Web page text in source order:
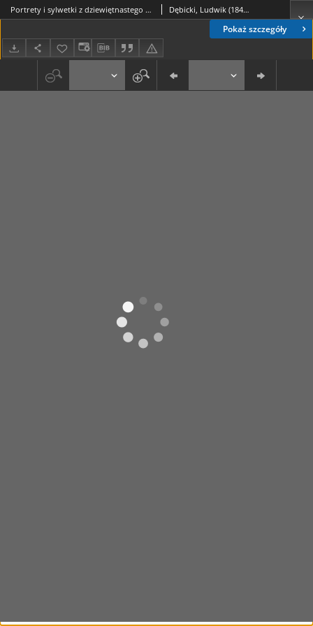
Pokaż szczegóły
Portrety i sylwetki z dziewiętnastego stulecia : z illustracyami. Serya 1 Dębicki, Ludwik (1843-1908)